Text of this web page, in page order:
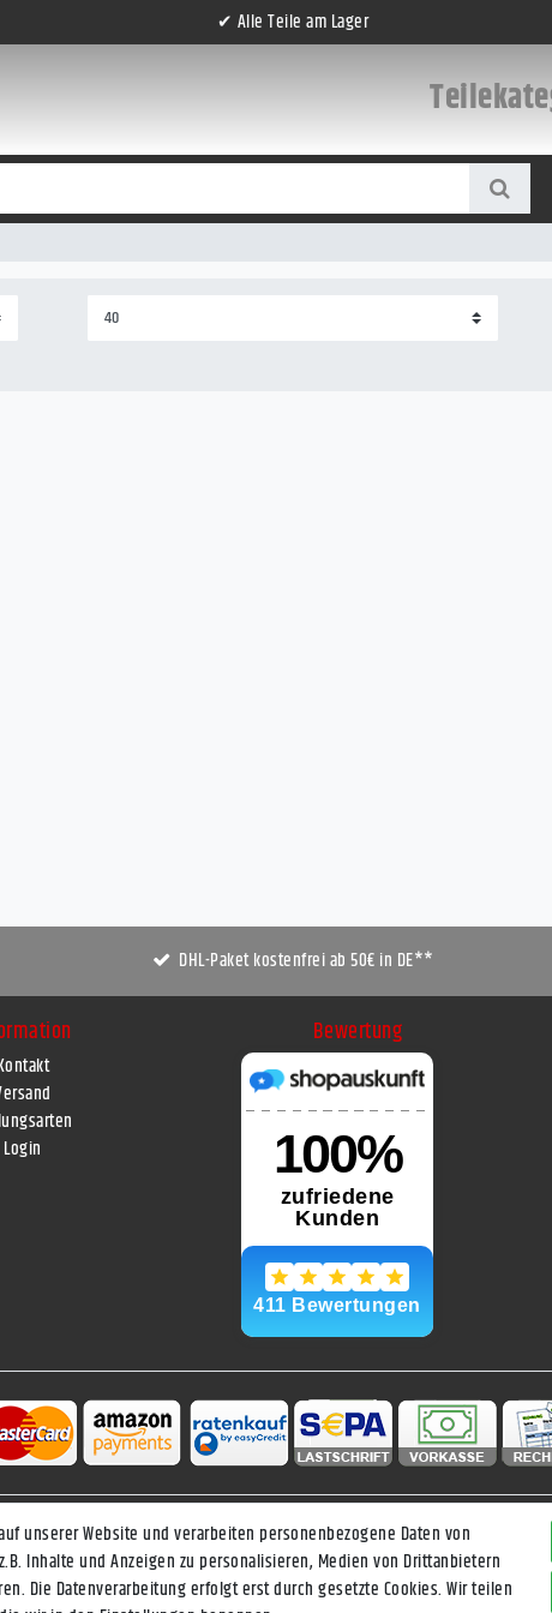
✔ Alle Teile am Lager
DHL-Paket kostenfrei ab 50€ in DE**
Login
Bewertung
Daten­schutz­erklärung AGB Widerrufs­recht Vertrag widerrufen
unserer Website und verarbeiten personenbezogene Daten von
Inhalte und Anzeigen zu personalisieren, Medien von Drittanbietern
Die Datenverarbeitung erfolgt erst durch gesetzte Cookies. Wir teilen